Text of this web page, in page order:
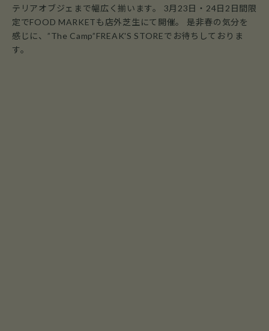
テリアオブジェまで幅広く揃います。 3月23日・24日2日間限
定でFOOD MARKETも店外芝生にて開催。
是非春の気分を
感じに、”The Camp”FREAK'S STOREでお待ちしておりま
す。